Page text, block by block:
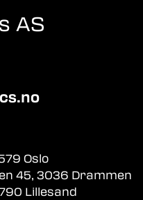
AS
Oslo
45, 3036 Drammen
Lillesand